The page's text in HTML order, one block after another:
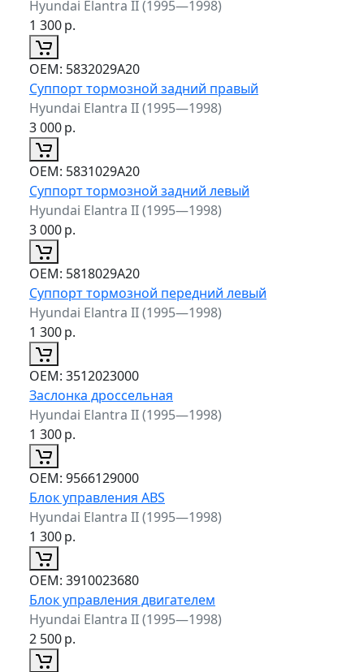
Hyundai Elantra II (1995—1998)
1 300р.
ОЕМ: 5832029A20
Суппорт тормозной задний правый
Hyundai Elantra II (1995—1998)
3 000р.
ОЕМ: 5831029A20
Суппорт тормозной задний левый
Hyundai Elantra II (1995—1998)
3 000р.
ОЕМ: 5818029A20
Суппорт тормозной передний левый
Hyundai Elantra II (1995—1998)
1 300р.
ОЕМ: 3512023000
Заслонка дроссельная
Hyundai Elantra II (1995—1998)
1 300р.
ОЕМ: 9566129000
Блок управления ABS
Hyundai Elantra II (1995—1998)
1 300р.
ОЕМ: 3910023680
Блок управления двигателем
Hyundai Elantra II (1995—1998)
2 500р.